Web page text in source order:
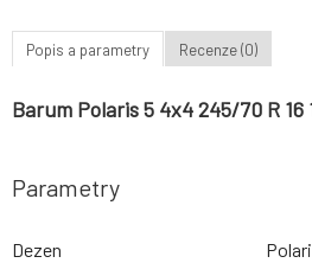
Popis a parametry Recenze (0)
Barum Polaris 5 4x4 245/70 R 16
Parametry
Dezen